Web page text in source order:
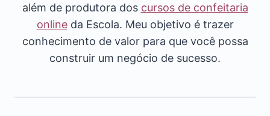
além de produtora dos cursos de confeitaria
onlineda Escola. Meu objetivo é trazer
conhecimento de valor para que você possa
construir um negócio de sucesso.